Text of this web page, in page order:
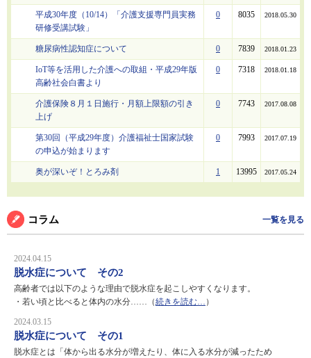
平成30年度（10/14）「介護支援専門員実務
研修受講試験」
0 8035 2018.05.30
糖尿病性認知症について 0 7839 2018.01.23
IoT等を活用した介護への取組・平成29年版
高齢社会白書より
0 7318 2018.01.18
介護保険８月１日施行・月額上限額の引き
上げ
0 7743 2017.08.08
第30回（平成29年度）介護福祉士国家試験
の申込が始まります
0 7993 2017.07.19
奥が深いぞ！とろみ剤 1 13995 2017.05.24
コラム 一覧を見る
2024.04.15
脱水症について その2
高齢者では以下のような理由で脱水症を起こしやすくなります。
・若い頃と比べると体内の水分……（続きを読む… ）
2024.03.15
脱水症について その1
脱水症とは「体から出る水分が増えたり、体に入る水分が減ったため